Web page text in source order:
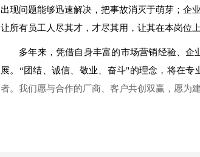
出现问题能够迅速解决，把事故消灭于萌芽；企
让所有员工人尽其才，才尽其用，让其在本岗位
多年来，凭借自身丰富的市场营销经验、
展。“团结、诚信、敬业、奋斗"的理念，将在
者。我们愿与合作的厂商、客户共创双赢，愿为